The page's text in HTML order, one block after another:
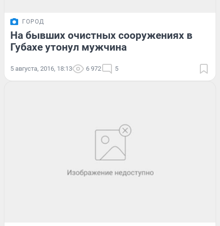
ГОРОД
На бывших очистных сооружениях в
Губахе утонул мужчина
5 августа, 2016, 18:13 6 972 5